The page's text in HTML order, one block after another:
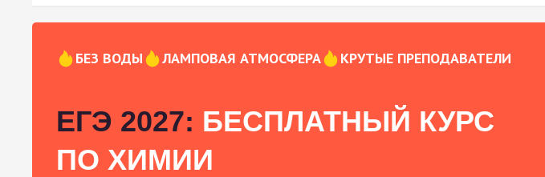
БЕЗ ВОДЫ ЛАМПОВАЯ АТМОСФЕРА КРУТЫЕ ПРЕПОДАВАТЕЛИ
ЕГЭ 2027: БЕСПЛАТНЫЙ КУРС
ПО ХИМИИ